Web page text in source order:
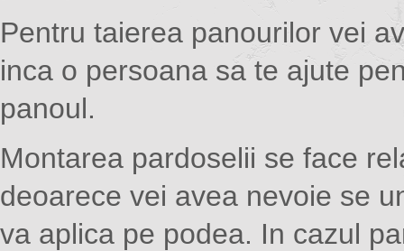
Pentru taierea panourilor vei
inca o persoana sa te ajute
panoul.
Montarea pardoselii se face
deoarece vei avea nevoie se
va aplica pe podea. In cazul